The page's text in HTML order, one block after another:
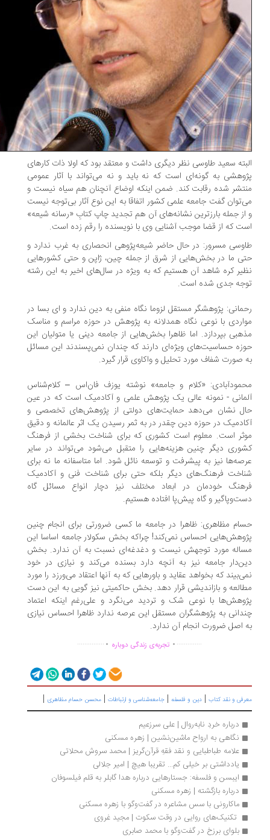
سعید طاوسی نظر دیگری داشت و معتقد بود که اولا ذات کارهای
به گونه‌ای است که نه باید و نه می‌تواند با آثار عمومی
شده رقابت کند. ضمن اینکه اوضاع آنچنان هم سیاه نیست و
گفت جامعه علمی کشور اتفاقا به این نوع آثار بی‌توجه نیست
جمله بارزترین نشانه‌های آن هم تجدید چاپ کتابِ «رسانه شیعه»
که از قضا موجب آشنایی وی با نویسنده را رقم زده است.
مسرور: در حال حاضر شیعه‌پژوهی انحصاری به غرب ندارد و
ما در بخش‌هایی از شرق از جمله چین، ژاپن و حتی کشورهایی
کره شاهد آن هستیم که به ویژه در سال‌های اخیر به این رشته
جدی شده است.
پژوهشگر مستقل لزوما نگاه منفی به دین ندارد و ‌ای بسا در
با نوعی نگاه همدلانه به پژوهش در حوزه مراسم و مناسک
بپردازد. اما ظاهرا بخش‌هایی از جامعه دینی یا متولیان این
حساسیت‌های ویژه‌ای دارند که چندان نمی‌پسندند این مسائل
صورت شفاف مورد تحلیل و واکاوی قرار گیرد.
«کلام و جامعه» نوشته یوزف فان‌اس – کلام‌شناس
- نمونه عالی یک پژوهش علمی و آکادمیک است که در عین
نشان می‌دهد حمایت‌های دولتی از پژوهش‌های تخصصی و
در حوزه دین چقدر در به ثمر رسیدن یک اثر عالمانه و دقیق
است. معلوم است کشوری که برای شناخت بخشی از فرهنگ
دیگر چنین هزینه‌هایی را متقبل می‌شود می‌تواند در سایر
نیز به پیشرفت و توسعه نائل شود. اما متاسفانه ما نه برای
فرهنگ‌های دیگر بلکه حتی برای شناخت فنی و آکادمیک
خودمان در ابعاد مختلف نیز دچار انواع مسائل گاه
و گاه پیش‌پا افتاده هستیم.
مظاهری: ظاهرا در جامعه ما کسی ضرورتی برای انجام چنین
احساس نمی‌کند! چراکه بخش سکولار جامعه اساسا این
مورد توجهش نیست و دغدغه‌ای نسبت به آن ندارد. بخش
جامعه نیز به آنچه دارد بسنده می‌کند و نیازی در خود
که بخواهد عقاید و باورهایی که به آنها اعتقاد می‌ورزد را مورد
و بازاندیشی قرار دهد. بخش حاکمیتی نیز گویی به این دست
با نوعی شک و تردید می‌نگرد و علی‌رغم اینکه اعتماد
به پژوهشگران مستقل این عرصه ندارد ظاهرا احساس نیازی
اصل ضرورت انجام آن ندارد.
............... .تجربه‌ی زندگی دوباره ...............
و نقد کتاب|دین و فلسفه|جامعه‌شناسی و ارتباطات |محسن حسام مظاهری|
درباره خردِ نابه‌روال | علی سرزعیم
نگاهی به ارواح ماشین‌نشین | زهره مسکنی
علامه طباطبایی و نقد فقهِ قرآن‌گریز | محمد سروش محلاتی
یادداشتی بر خیلی کم... تقریبا هیچ | امیر جلالی
ایبسن و فلسفه: جستارهایی درباره هدا گابلر به قلم فیلسوفان
درباره بازگشته | زهره مسکنی
ماکارونی با سس مشاعره در گفت‌وگو با زهره مسکنی
تکنیک‌های روایی در وقت سکوت | مجید غروی
بلوای برزخ در گفت‌وگو با محمد صابری